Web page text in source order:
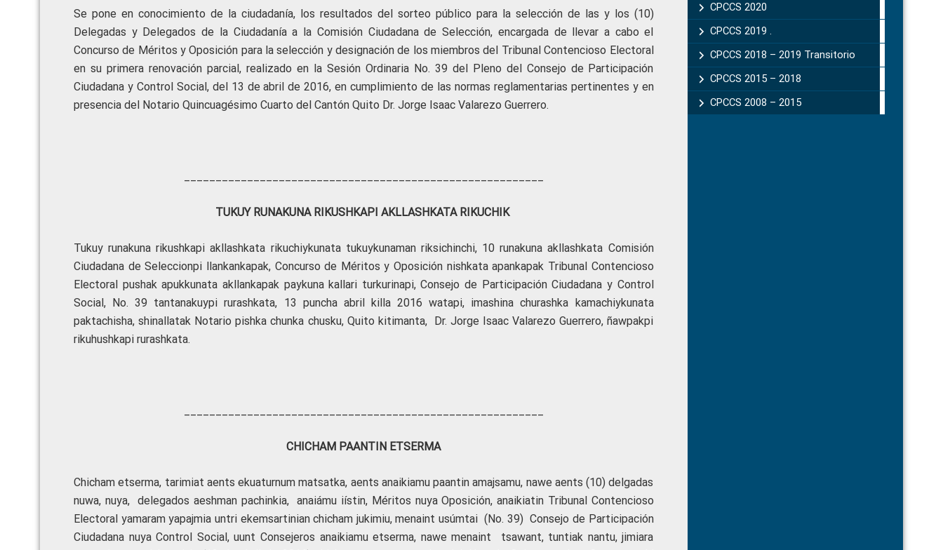
Se pone en conocimiento de la ciudadanía, los resultados del sorteo público para la selección de las y los (10)
Delegadas y Delegados de la Ciudadanía a la Comisión Ciudadana de Selección, encargada de llevar a cabo el
Concurso de Méritos y Oposición para la selección y designación de los miembros del Tribunal Contencioso Electoral
en su primera renovación parcial, realizado en la Sesión Ordinaria No. 39 del Pleno del Consejo de Participación
Ciudadana y Control Social, del 13 de abril de 2016, en cumplimiento de las normas reglamentarias pertinentes y en
presencia del Notario Quincuagésimo Cuarto del Cantón Quito Dr. Jorge Isaac Valarezo Guerrero.
TUKUY RUNAKUNA RIKUSHKAPI AKLLASHKATA RIKUCHIK
Tukuy runakuna rikushkapi akllashkata rikuchiykunata tukuykunaman riksichinchi, 10 runakuna akllashkata Comisión
Ciudadana de Seleccionpi llankankapak, Concurso de Méritos y Oposición nishkata apankapak Tribunal Contencioso
Electoral pushak apukkunata akllankapak paykuna kallari turkurinapi, Consejo de Participación Ciudadana y Control
Social, No. 39 tantanakuypi rurashkata, 13 puncha abril killa 2016 watapi, imashina churashka kamachiykunata
paktachisha, shinallatak Notario pishka chunka chusku, Quito kitimanta, Dr. Jorge Isaac Valarezo Guerrero, ñawpakpi
rikuhushkapi rurashkata.
CHICHAM PAANTIN ETSERMA
Chicham etserma, tarimiat aents ekuaturnum matsatka, aents anaikiamu paantin amajsamu, nawe aents (10) delgadas
nuwa, nuya, delegados aeshman pachinkia, anaiámu iístin, Méritos nuya Oposición, anaikiatin Tribunal Contencioso
Electoral yamaram yapajmia untri ekemsartinian chicham jukimiu, menaint usúmtai (No. 39) Consejo de Participación
Ciudadana nuya Control Social, uunt Consejeros anaikiamu etserma, nawe menaint tsawant, tuntiak nantu, jimiara
CPCCS 2020
CPCCS 2019 .
CPCCS 2018 – 2019 Transitorio
CPCCS 2015 – 2018
CPCCS 2008 – 2015